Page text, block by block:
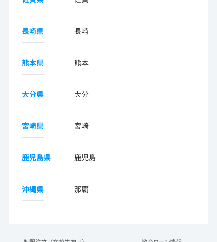
長崎県 長崎
熊本県 熊本
大分県 大分
宮崎県 宮崎
鹿児島県 鹿児島
沖縄県 那覇